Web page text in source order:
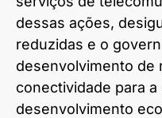
dessas ações,
reduzidas e o
desenvolvimento de
conectividade para
desenvolvimento